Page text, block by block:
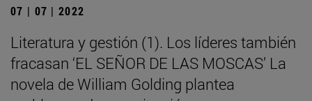
07 | 07 | 2022
Literatura y gestión (1). Los líderes también
fracasan ‘EL SEÑOR DE LAS MOSCAS’ La
novela de William Golding plantea